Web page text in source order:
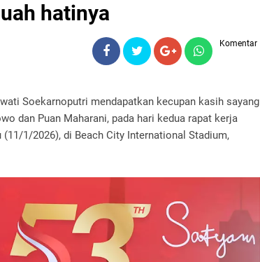
hatinya
Komentar
Soekarnoputri mendapatkan kecupan kasih sayang
dan Puan Maharani, pada hari kedua rapat kerja
(11/1/2026), di Beach City International Stadium,